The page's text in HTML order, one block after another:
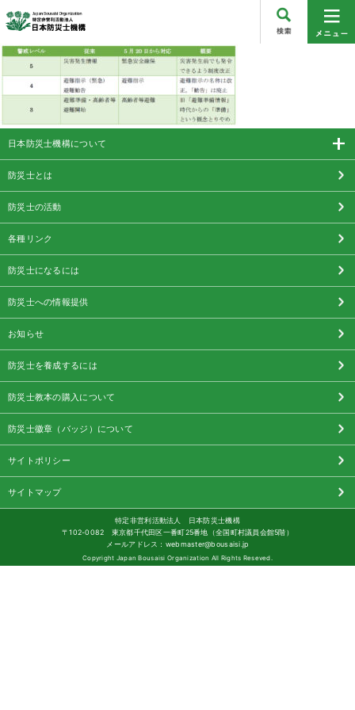
日本防災士機構について
防災士とは
防災士の活動
各種リンク
防災士になるには
防災士への情報提供
お知らせ
防災士を養成するには
防災士教本の購入について
防災士徽章（バッジ）について
サイトポリシー
サイトマップ
特定非営利活動法人 日本防災士機構
〒102-0082 東京都千代田区一番町25番地（全国町村議員会館5階）
メールアドレス：webmaster@bousaisi.jp
Copyright Japan Bousaisi Organization All Rights Reseved.